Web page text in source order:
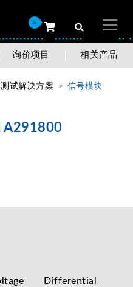
0
询价项目 相关产品
试解决方案 信号模块
A291800
Differential